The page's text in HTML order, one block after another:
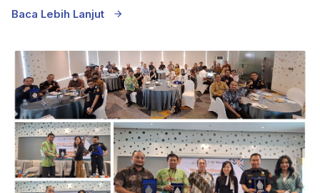
Baca Lebih Lanjut